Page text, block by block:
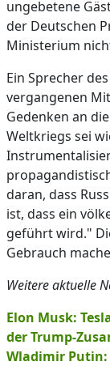
ungebetene
der Deutschen
Ministerium
Ein Sprecher
vergangenen
Gedenken an
Weltkriegs sei
daran, dass
ist, dass ein
geführt wird."
Gebrauch
Weitere aktuelle
Elon Musk:
der Trump-
Wladimir Putin: